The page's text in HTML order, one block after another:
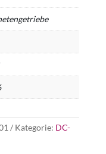
Kategorie: DC-